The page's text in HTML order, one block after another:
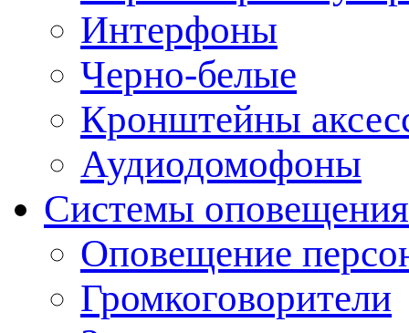
Интерфоны
Черно-белые
Кронштейны
Аудиодомофоны
Системы оповещения
Оповещение
Громкоговорители